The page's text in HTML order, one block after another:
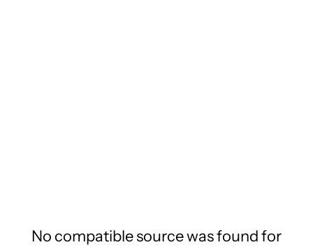
No compatible source was found for